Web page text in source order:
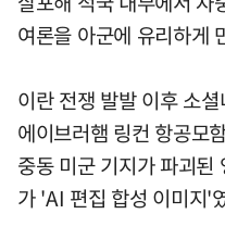
여론을 아군에 유리하게
이란 전쟁 발발 이후 소
에이브러햄 링컨 항공모
중동 미군 기지가 파괴된
가 'AI 편집 합성 이미지'